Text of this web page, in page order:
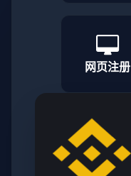
网页注册